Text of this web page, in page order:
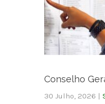
Conselho
30 Julho, 2026 |